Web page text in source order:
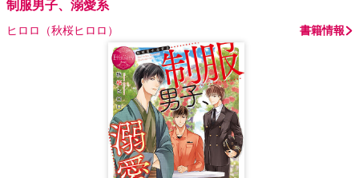
制服男子、溺愛系
ヒロロ（秋桜ヒロロ） 書籍情報